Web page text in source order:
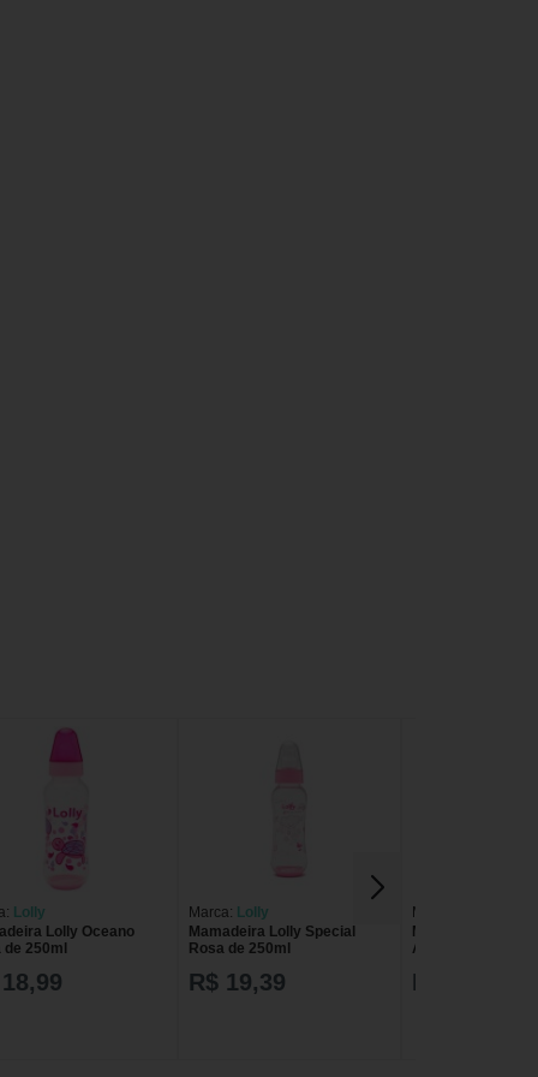
Lolly
Lolly Oceano
de 250ml
Marca: Lolly
Mamadeira Lolly Special
Rosa de 250ml
R$ 19,39
Marca:
Mamadeira Lolly
Azul de 330ml
R$ 26,39